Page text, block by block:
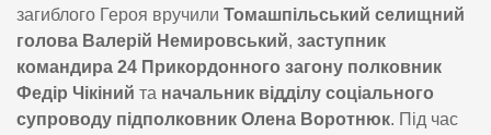
загиблого Героя вручили Томашпільський селищний
голова Валерій Немировський, заступник
командира 24 Прикордонного загону полковник
Федір Чікіний та начальник відділу соціального
супроводу підполковник Олена Воротнюк. Під час